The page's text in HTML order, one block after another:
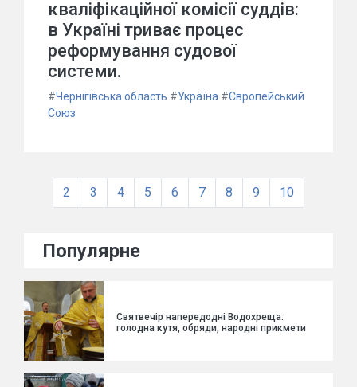
кваліфікаційної комісії суддів:
в Україні триває процес
реформування судової
системи.
#Чернігівська область #Україна #Європейський
Союз
2 3 4 5 6 7 8 9 10
Популярне
Святвечір напередодні Водохреща:
голодна кутя, обряди, народні прикмети